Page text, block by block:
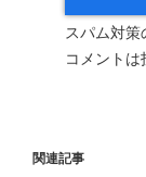
スパム対策
コメントは
関連記事